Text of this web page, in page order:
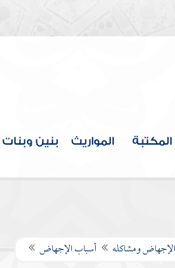
المكتبة المواريث بنين وبنات
الإجهاض ومشاكله أسباب الإجهاض